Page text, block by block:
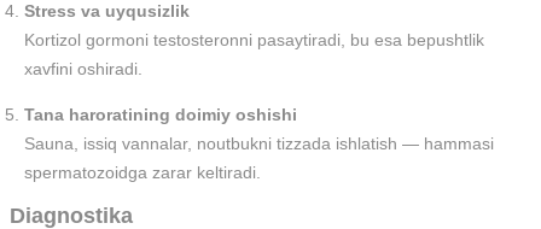
Stress va uyqusizlik
Kortizol gormoni testosteronni pasaytiradi, bu esa bepushtlik
xavfini oshiradi.
Tana haroratining doimiy oshishi
Sauna, issiq vannalar, noutbukni tizzada ishlatish — hammasi
spermatozoidga zarar keltiradi.
Diagnostika